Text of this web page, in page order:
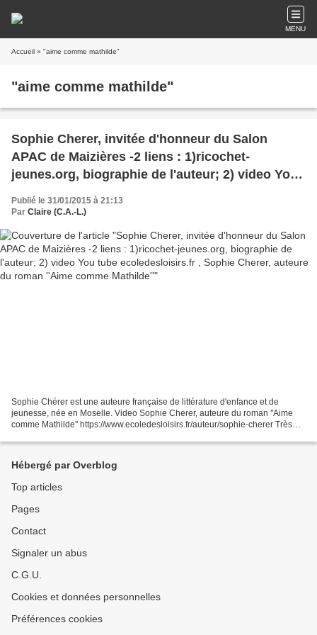
MENU
Accueil » "aime comme mathilde"
"aime comme mathilde"
Sophie Cherer, invitée d'honneur du Salon
APAC de Maizières -2 liens : 1)ricochet-
jeunes.org, biographie de l'auteur; 2) video You
tube ecoledesloisirs.fr , Sophie Cherer, auteure
du roman ''Aime comme Mathilde''
Publié le 31/01/2015 à 21:13
Par Claire (C.A.-L.)
Sophie Chérer est une auteure française de littérature d'enfance et de
jeunesse, née en Moselle. Video Sophie Cherer, auteure du roman ''Aime
comme Mathilde'' https://www.ecoledesloisirs.fr/auteur/sophie-cherer Très
Hébergé par Overblog
Top articles
Pages
Contact
Signaler un abus
C.G.U.
Cookies et données personnelles
Préférences cookies